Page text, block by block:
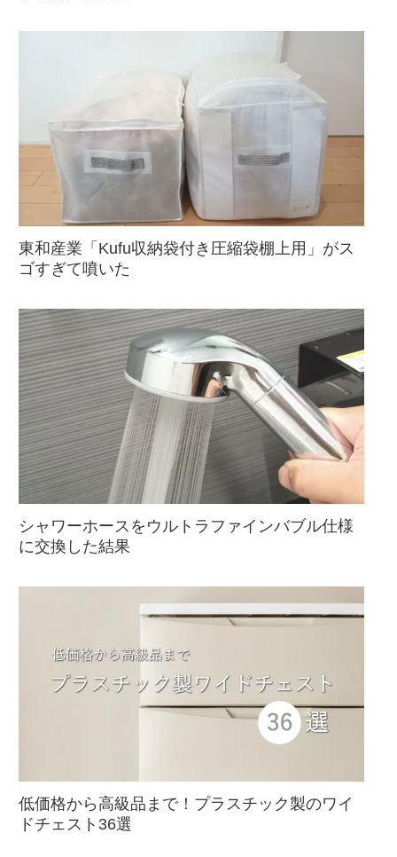
東和産業「Kufu収納袋付き圧縮袋棚上用」がス
ゴすぎて噴いた
シャワーホースをウルトラファインバブル仕様
に交換した結果
低価格から高級品まで！プラスチック製のワイ
ドチェスト36選